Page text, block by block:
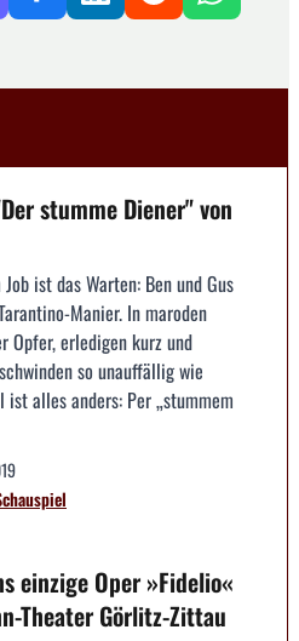
stumme Diener" von
ist das Warten: Ben und Gus
Manier. In maroden
Opfer, erledigen kurz und
so unauffällig wie
alles anders: Per „stummem
einzige Oper »Fidelio«
Theater Görlitz-Zittau